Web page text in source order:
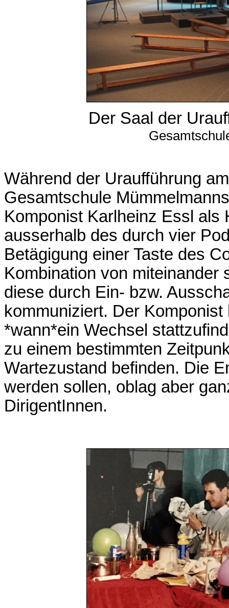
Der Saal der
Während der Uraufführung
Gesamtschule
Komponist Karlheinz Essl als
ausserhalb des durch vier
Betägigung einer Taste des
Kombination von miteinander
diese durch Ein- bzw.
kommuniziert. Der
*wann*ein Wechsel
zu einem bestimmten
Wartezustand befinden. Die
werden sollen, oblag aber
DirigentInnen.